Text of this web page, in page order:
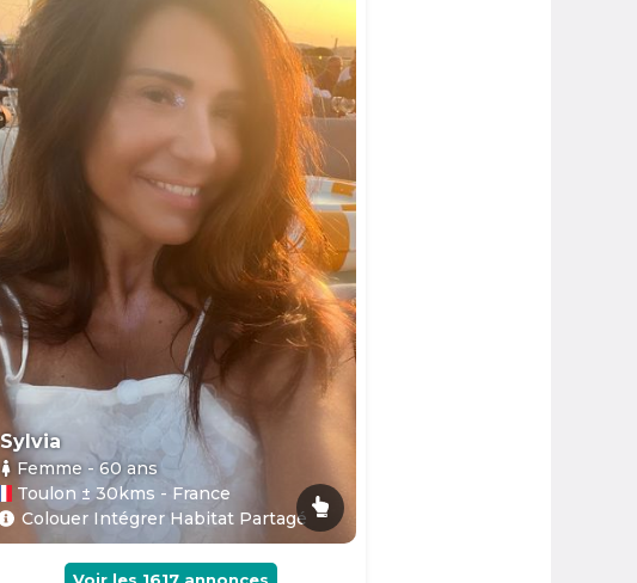
Sylvia
Femme - 60ans
Toulon ± 30kms - France
Colouer Intégrer Habitat Partagé